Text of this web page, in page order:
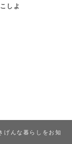
しよ
げんな暮らしをお知